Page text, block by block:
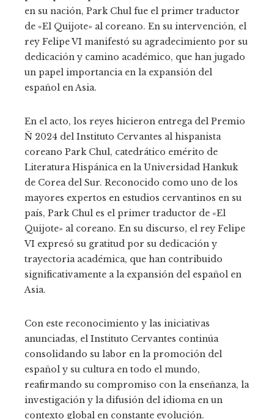
en su nación, Park Chul fue el primer traductor
de «El Quijote» al coreano. En su intervención, el
rey Felipe VI manifestó su agradecimiento por su
dedicación y camino académico, que han jugado
un papel importancia en la expansión del
español en Asia.
En el acto, los reyes hicieron entrega del Premio
Ñ 2024 del Instituto Cervantes al hispanista
coreano Park Chul, catedrático emérito de
Literatura Hispánica en la Universidad Hankuk
de Corea del Sur. Reconocido como uno de los
mayores expertos en estudios cervantinos en su
país, Park Chul es el primer traductor de «El
Quijote» al coreano. En su discurso, el rey Felipe
VI expresó su gratitud por su dedicación y
trayectoria académica, que han contribuido
significativamente a la expansión del español en
Asia.
Con este reconocimiento y las iniciativas
anunciadas, el Instituto Cervantes continúa
consolidando su labor en la promoción del
español y su cultura en todo el mundo,
reafirmando su compromiso con la enseñanza, la
investigación y la difusión del idioma en un
contexto global en constante evolución.